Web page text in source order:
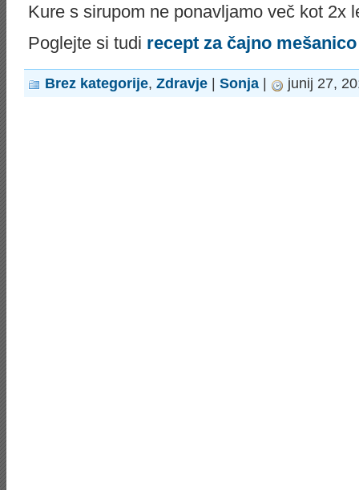
Kure s sirupom ne ponavljamo več kot 2x
Poglejte si tudi recept za čajno
Brez kategorije, Zdravje | Sonja | junij 27,